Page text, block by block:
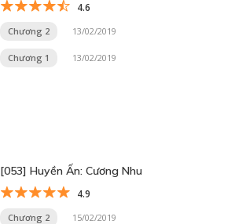
4.6
Chương 2 13/02/2019
Chương 1 13/02/2019
[053] Huyền Ấn: Cương Nhu
4.9
Chương 2 15/02/2019